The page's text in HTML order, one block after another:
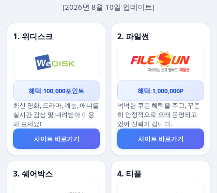
[2026년 8월 10일 업데이트]
1. 위디스크
혜택:100,000포인트
최신 영화, 드라마, 예능, 애니를
실시간 감상 및 내려받아 이용
해 보세요!
사이트 바로가기
2. 파일썬
혜택:1,000,000P
넉넉한 쿠폰 혜택을 주고, 꾸준
히 안정적으로 오래 운영되고
있어 신뢰가 갑니다.
사이트 바로가기
3. 쉐어박스 4. 티플